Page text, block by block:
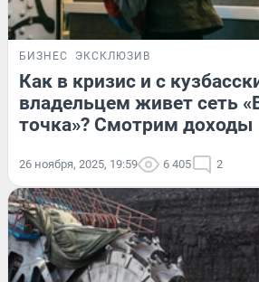
БИЗНЕС ЭКСКЛЮЗИВ
Как в кризис и с
владельцем живет сеть
точка»? Смотрим доходы
26 ноября, 2025, 19:59 6 405 2